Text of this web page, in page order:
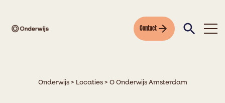
Contact
Onderwijs> Locaties> O Onderwijs Amsterdam